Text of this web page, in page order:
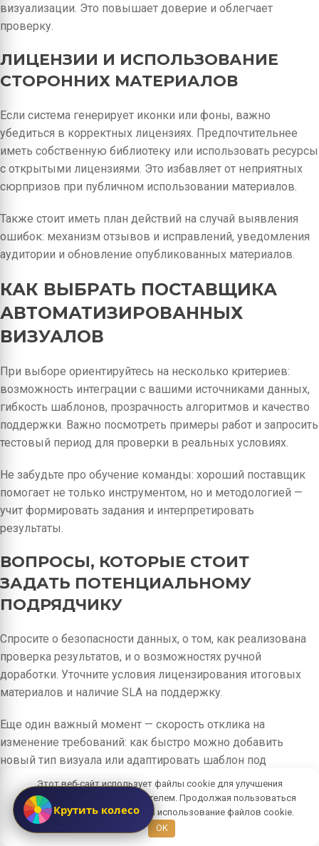
визуализации. Это повышает доверие и облегчает
проверку.
ЛИЦЕНЗИИ И ИСПОЛЬЗОВАНИЕ
СТОРОННИХ МАТЕРИАЛОВ
Если система генерирует иконки или фоны, важно
убедиться в корректных лицензиях. Предпочтительнее
иметь собственную библиотеку или использовать ресурсы
с открытыми лицензиями. Это избавляет от неприятных
сюрпризов при публичном использовании материалов.
Также стоит иметь план действий на случай выявления
ошибок: механизм отзывов и исправлений, уведомления
аудитории и обновление опубликованных материалов.
КАК ВЫБРАТЬ ПОСТАВЩИКА
АВТОМАТИЗИРОВАННЫХ
ВИЗУАЛОВ
При выборе ориентируйтесь на несколько критериев:
возможность интеграции с вашими источниками данных,
гибкость шаблонов, прозрачность алгоритмов и качество
поддержки. Важно посмотреть примеры работ и запросить
тестовый период для проверки в реальных условиях.
Не забудьте про обучение команды: хороший поставщик
помогает не только инструментом, но и методологией —
учит формировать задания и интерпретировать
результаты.
ВОПРОСЫ, КОТОРЫЕ СТОИТ
ЗАДАТЬ ПОТЕНЦИАЛЬНОМУ
ПОДРЯДЧИКУ
Спросите о безопасности данных, о том, как реализована
проверка результатов, и о возможностях ручной
доработки. Уточните условия лицензирования итоговых
материалов и наличие SLA на поддержку.
Еще один важный момент — скорость отклика на
изменение требований: как быстро можно добавить
новый тип визуала или адаптировать шаблон под
кампанию.
БУДУЩЕЕ ИНФОГРАФИКИ С ИИ:
ТРЕНДЫ И ПРОГНОЗЫ
Крутить колесо
Этот веб-сайт использует файлы cookie для улучшения
взаимодействия с пользователем. Продолжая пользоваться
сайтом, вы даете согласие на использование файлов cookie.
OK